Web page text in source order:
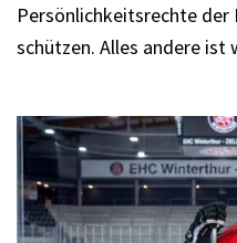
Persönlichkeitsrechte
schützen. Alles andere ist